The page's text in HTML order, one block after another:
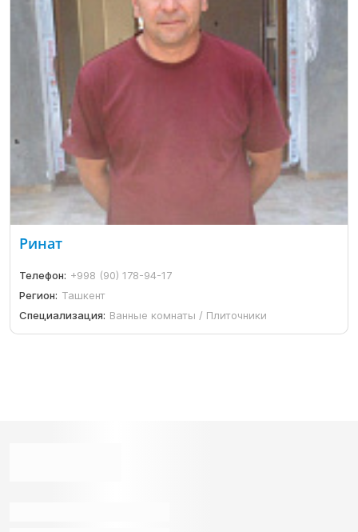
Ринат
Телефон: +998 (90) 178-94-17
Регион: Ташкент
Специализация: Ванные комнаты / Плиточники